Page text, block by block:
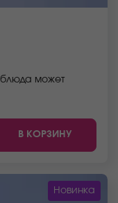
может
В КОРЗИНУ
Новинка